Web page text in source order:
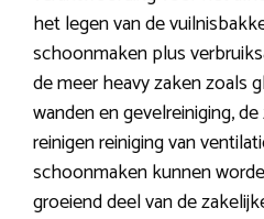
het legen van de
schoonmaken plus
de meer heavy zaken zoals
wanden en gevelreiniging,
reinigen reiniging van
schoonmaken kunnen
groeiend deel van de